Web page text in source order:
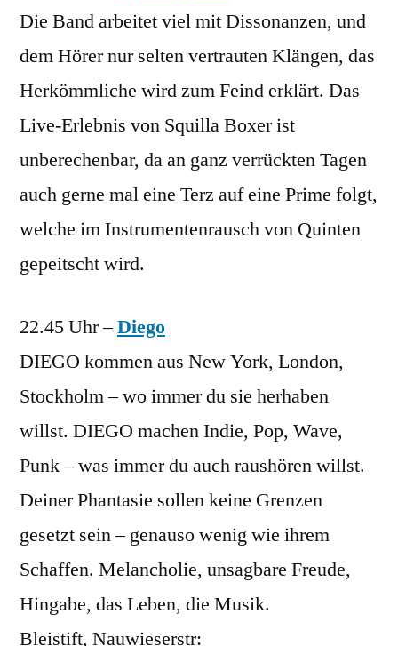
Die Band arbeitet viel mit Dissonanzen, und
dem Hörer nur selten vertrauten Klängen, das
Herkömmliche wird zum Feind erklärt. Das
Live-Erlebnis von Squilla Boxer ist
unberechenbar, da an ganz verrückten Tagen
auch gerne mal eine Terz auf eine Prime folgt,
welche im Instrumentenrausch von Quinten
gepeitscht wird.
22.45 Uhr –Diego
DIEGO kommen aus New York, London,
Stockholm – wo immer du sie herhaben
willst. DIEGO machen Indie, Pop, Wave,
Punk – was immer du auch raushören willst.
Deiner Phantasie sollen keine Grenzen
gesetzt sein – genauso wenig wie ihrem
Schaffen. Melancholie, unsagbare Freude,
Hingabe, das Leben, die Musik.
Bleistift, Nauwieserstr: